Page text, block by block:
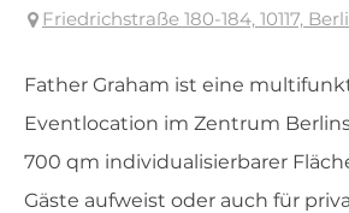
Friedrichstraße 180-184, 10117,
Father Graham ist eine
Eventlocation im Zentrum
700 qm individualisierbarer
Gäste aufweist oder auch für